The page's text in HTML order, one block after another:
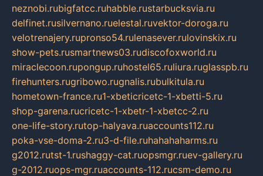
neznobi.rubigfatcc.ruhabble.rustarbucksvia.ru
delfinet.rusilvernano.ruelestal.ruvektor-doroga.ru
velotrenajery.rupronso54.rulenasever.rulovinskix.ru
show-pets.rusmartnews03.rudiscofoxworld.ru
miraclecoon.rupongup.ruhostel65.ruliura.ruglasspb.ru
firehunters.rugribowo.rugnalis.rubulkitula.ru
hometown-france.ru1-xbeticricetc-1-xbetti-5.ru
shop-garena.rucricetc-1-xbetr-1-xbetcc-2.ru
one-life-story.rutop-halyava.ruaccounts112.ru
poka-vse-doma-2.ru3-d-file.ruhahahaharms.ru
g2012.rutst-1.rushaggy-cat.ruopsmgr.ruev-gallery.ru
g-2012.ruops-mgr.ruaccounts-112.rucsm-demo.ru